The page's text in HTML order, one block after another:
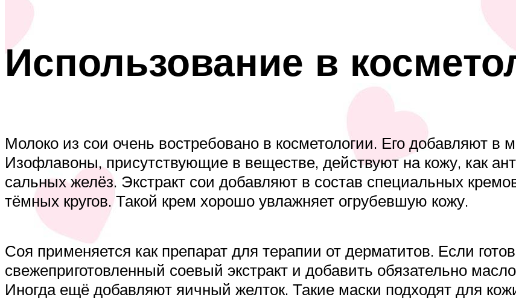
Использование в
Молоко из сои очень востребовано в косметологии. Его добавляют в
Изофлавоны, присутствующие в веществе, действуют на кожу, как
сальных желёз. Экстракт сои добавляют в состав специальных
тёмных кругов. Такой крем хорошо увлажняет огрубевшую кожу.
Соя применяется как препарат для терапии от дерматитов. Если
свежеприготовленный соевый экстракт и добавить обязательно
Иногда ещё добавляют яичный желток. Такие маски подходят для